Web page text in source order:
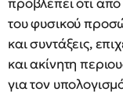
του φυσικού
και συντάξεις,
και ακίνητη
για τον